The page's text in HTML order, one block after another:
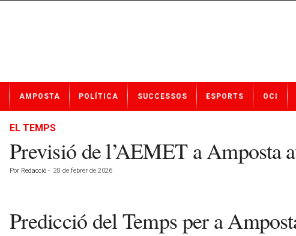
t
AMPOSTA POLÍTICA SUCCESSOS ESPORTS OCI
EL TEMPS
Previsió de l’AEMET a Amposta
Por Redacció - 28 de febrer de 2026
Predicció del Temps per a